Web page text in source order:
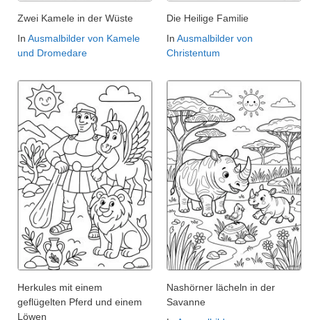
Zwei Kamele in der Wüste
In Ausmalbilder von Kamele
und Dromedare
Die Heilige Familie
In Ausmalbilder von
Christentum
Herkules mit einem
geflügelten Pferd und einem
Löwen
Nashörner lächeln in der
Savanne